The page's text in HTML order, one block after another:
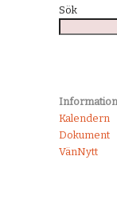
Sök
Information
Kalendern
Dokument
VänNytt